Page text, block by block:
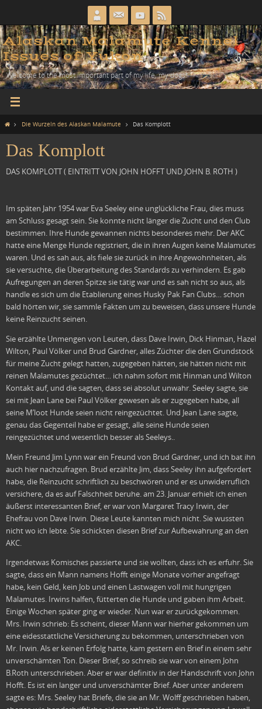
springen
Alaskan Malamute Kennel
Issues of Yukon
Welcome to the most important part of my life, my dogs!
HomeDie Wurzeln des Alaskan Malamute Das Komplott
Das Komplott
DAS KOMPLOTT ( EINTRITT VON JOHN HOFFT UND JOHN B. ROTH )
Im späten Jahr 1954 war Eva Seeley eine unglückliche Frau, dies muss
am Schluss gesagt sein. Sie konnte nicht länger die Zucht und den Club
bestimmen. Ihre Hunde gewannen nichts besonderes mehr. Der AKC
hatte eine Menge Hunde registriert, die in ihren Augen keine Malamutes
waren. Und es sah aus, als fiele sie zurück in ihre Angewohnheiten, als
sie versuchte, die Überarbeitung des Standards zu verhindern. Es gab
Aufregungen an deren Spitze sie tätig war und es sah nicht so aus, als
handle es sich um die Etablierung eines Husky Pak Fan Clubs… schon
bald hörten wir, sie sammle Fakten um zu beweisen, dass unsere Hunde
keine Reinzucht seinen.
Sie erzählte Unmengen von Leuten, dass Dave Irwin, Dick Hinman, Hazel
Wilton, Paul Völker und Brud Gardner, alles Züchter die den Grundstock
für meine Zucht gelegt hatten, zugegeben hätten, sie hätten nicht mit
reinen Malamutes gezüchtet… ich nahm sofort mit Hinman und Wilton
Kontakt auf, und die sagten, dass sei absolut unwahr. Seeley sagte, sie
sei mit Jean Lane bei Paul Völker gewesen als er zugegeben habe, all
seine M’loot Hunde seien nicht reingezüchtet. Und Jean Lane sagte,
genau das Gegenteil habe er gesagt, alle seine Hunde seien
reingezüchtet und wesentlich besser als Seeleys..
Mein Freund Jim Lynn war ein Freund von Brud Gardner, und ich bat ihn
auch hier nachzufragen. Brud erzählte Jim, dass Seeley ihn aufgefordert
habe, die Reinzucht schriftlich zu beschwören und er es unwiderruflich
versichere, da es auf Falschheit beruhe. am 23. Januar erhielt ich einen
äußerst interessanten Brief, er war von Margaret Tracy Irwin, der
Ehefrau von Dave Irwin. Diese Leute kannten mich nicht. Sie wussten
nicht wo ich lebte. Sie schickten diesen Brief zur Aufbewahrung an den
AKC.
Irgendetwas Komisches passierte und sie wollten, dass ich es erfuhr. Sie
sagte, dass ein Mann namens Hofft einige Monate vorher angefragt
habe, kein Geld, kein Job und einen Lastwagen voll mit hungrigen
Malamutes. Irwins halfen, fütterten die Hunde und gaben ihm Arbeit.
Einige Wochen später ging er wieder. Nun war er zurückgekommen.
Mrs. Irwin schrieb: Es scheint, dieser Mann war hierher gekommen um
eine eidesstattliche Versicherung zu bekommen, unterschrieben von
Mr. Irwin. Als er keinen Erfolg hatte, kam gestern ein Brief in einem sehr
unverschämten Ton. Dieser Brief, so schreib sie war von einem John
B.Roth unterschrieben. Aber er war definitiv in der Handschrift von John
Hofft. Es ist ein langer und unverschämter Brief. Aber unter anderem
sagte es: Mrs. Seeley hat Briefe, die sie an Mr. Wolff geschrieben haben,